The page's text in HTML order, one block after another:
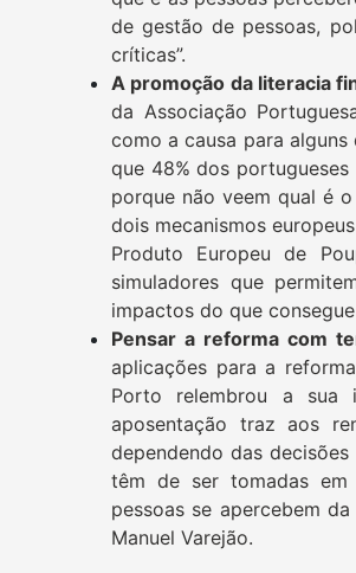
de gestão de pessoas,
críticas”.
A promoção da literacia
da Associação
como a causa para alguns
que 48% dos
porque não veem qual é
dois mecanismos
Produto Europeu de
simuladores que
impactos do que
Pensar a reforma com
aplicações para a
Porto relembrou a sua
aposentação traz aos
dependendo das
têm de ser tomadas em
pessoas se apercebem
Manuel Varejão.